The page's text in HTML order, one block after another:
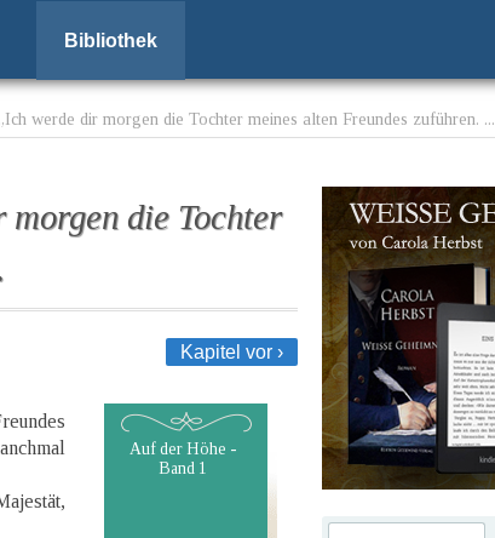
Bibliothek
werde dir morgen die Tochter meines alten Freundes zuführen. ...
die Tochter
Kapitel vor ›
Auf der Höhe -
Band 1